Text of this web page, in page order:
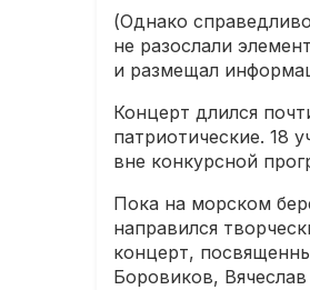
(Однако
не разослали
и размещал
Концерт длился
патриотические. 18
вне конкурсной
Пока на морском
направился
концерт,
Боровиков,